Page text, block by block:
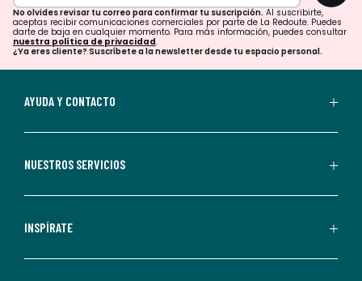
para
confirmar
tu
suscripción.
aceptas
comerciales
personalizadas
parte
No olvides revisar tu correo para confirmar tu suscripción. Al suscribirte,
aceptas recibir comunicaciones comerciales por parte de La Redoute. Puedes
darte de baja en cualquier momento. Para más información, puedes consultar
nuestra política de privacidad.
¿Ya eres cliente? Suscríbete a la newsletter desde tu espacio personal.
AYUDA Y CONTACTO
NUESTROS SERVICIOS
INSPÍRATE